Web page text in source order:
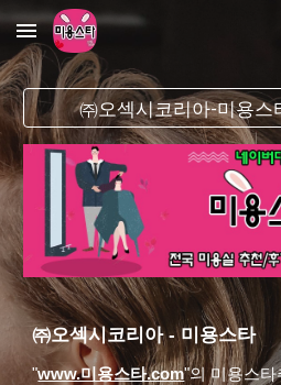
Skip to main content
㈜오섹시코리아-미용스
㈜오섹시코리아 -미용스타
"www.미용스타.com"의미용스타